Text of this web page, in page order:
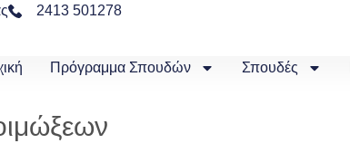
2413 501278
Πρόγραμμα Σπουδών Σπουδές